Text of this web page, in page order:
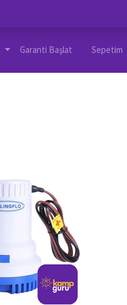
Garanti Başlat Sepetim